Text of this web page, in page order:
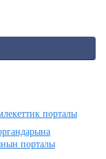
порталы
порталы